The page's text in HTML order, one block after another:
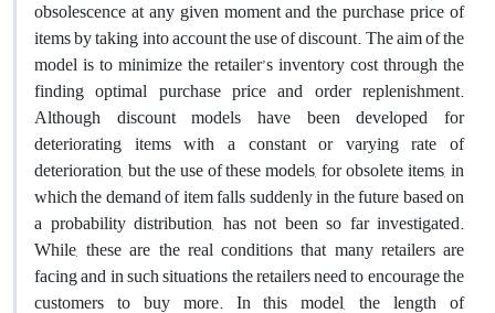
obsolescence at any given moment and the purchase price of
items by taking into account the use of discount. The aim of the
model is to minimize the retailer’s inventory cost through the
finding optimal purchase price and order replenishment.
Although discount models have been developed for
deteriorating items with a constant or varying rate of
deterioration, but the use of these models, for obsolete items, in
which the demand of item falls suddenly in the future based on
a probability distribution, has not been so far investigated.
While, these are the real conditions that many retailers are
facing and in such situations the retailers need to encourage the
customers to buy more. In this model, the length of